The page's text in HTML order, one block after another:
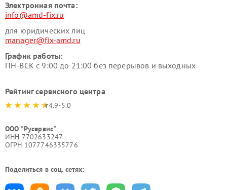
Электронная почта:
info@amd-fix.ru
для юридических лиц
manager@fix-amd.ru
График работы:
ПН-ВСК с 9:00 до 21:00 без перерывов и выходных
Рейтинг сервисного центра
4.9-5.0
ООО "Русервис"
ИНН 7702633247
ОГРН 1077746335776
Поделиться в соц. сетях: